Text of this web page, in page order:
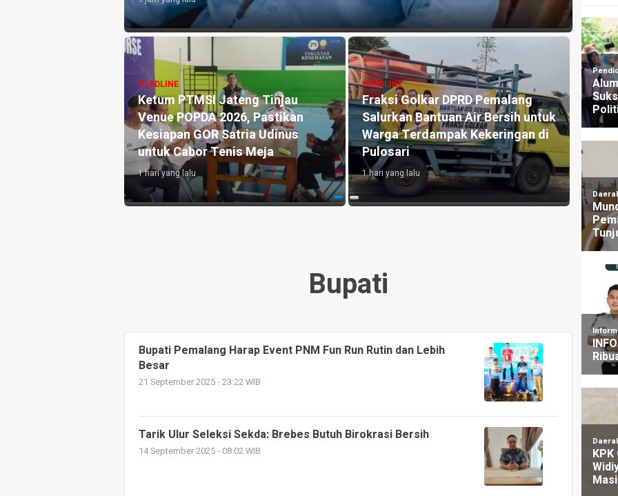
HEADLINE
Ketum PTMSI Jateng Lukas Arry
Dwiko Utomo Survei Venue Tenis
Meja PORPROV Jateng XVII 2026,
Pastikan Kesiapan dan Dorong
UMKM Lokal
2 hari yang lalu
HEADLINE
GRIB Jaya Pemalang Akan Gelar
Aksi, Desak KPK Tuntaskan
Dugaan Korupsi di Pemalang
3 hari yang lalu
1 hari
Bupati
Bupati Pemalang Harap Event PNM Fun Run Rutin dan Lebih
Besar
21 September 2025 - 23:22 WIB
Tarik Ulur Seleksi Sekda: Brebes Butuh Birokrasi Bersih
14 September 2025 - 08:02 WIB